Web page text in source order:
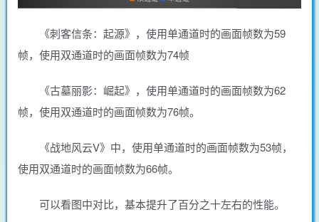
《刺客信条：起源》，使用单通道时的画面帧数为59
帧，使用双通道时的画面帧数为74帧
《古墓丽影：崛起》，使用单通道时的画面帧数为62
帧，使用双通道时的画面帧数为76帧。
《战地风云V》中，使用单通道时的画面帧数为53帧，
使用双通道时的画面帧数为66帧。
可以看图中对比，基本提升了百分之十左右的性能。